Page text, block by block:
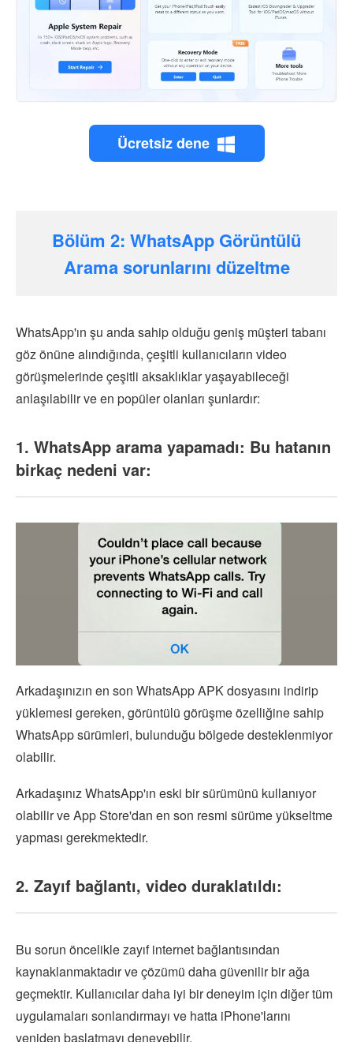
Ücretsiz dene
Bölüm 2: WhatsApp Görüntülü
Arama sorunlarını düzeltme
WhatsApp'ın şu anda sahip olduğu geniş müşteri tabanı
göz önüne alındığında, çeşitli kullanıcıların video
görüşmelerinde çeşitli aksaklıklar yaşayabileceği
anlaşılabilir ve en popüler olanları şunlardır:
1. WhatsApp arama yapamadı: Bu hatanın
birkaç nedeni var:
Arkadaşınızın en son WhatsApp APK dosyasını indirip
yüklemesi gereken, görüntülü görüşme özelliğine sahip
WhatsApp sürümleri, bulunduğu bölgede desteklenmiyor
olabilir.
Arkadaşınız WhatsApp'ın eski bir sürümünü kullanıyor
olabilir ve App Store'dan en son resmi sürüme yükseltme
yapması gerekmektedir.
2. Zayıf bağlantı, video duraklatıldı:
Bu sorun öncelikle zayıf internet bağlantısından
kaynaklanmaktadır ve çözümü daha güvenilir bir ağa
geçmektir. Kullanıcılar daha iyi bir deneyim için diğer tüm
uygulamaları sonlandırmayı ve hatta iPhone'larını
yeniden başlatmayı deneyebilir.